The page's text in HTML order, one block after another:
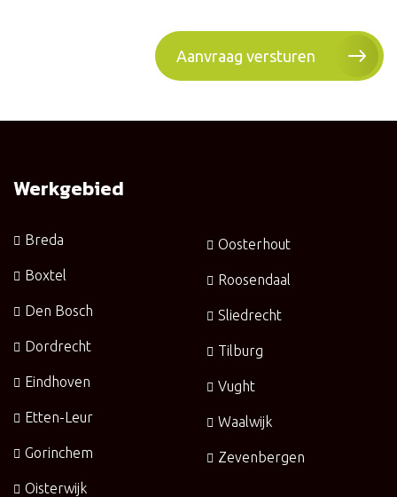
Werkgebied
Breda
Boxtel
Den Bosch
Dordrecht
Eindhoven
Etten-Leur
Gorinchem
Oisterwijk
Oosterhout
Roosendaal
Sliedrecht
Tilburg
Vught
Waalwijk
Zevenbergen